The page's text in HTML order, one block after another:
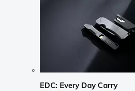
EDC: Every Day Carry